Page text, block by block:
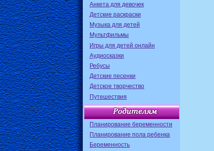
Анкета для девочек
Детские раскраски
Музыка для детей
Мультфильмы
Игры для детей онлайн
Аудиосказки
Ребусы
Детские песенки
Детское творчество
Путешествия
Планирование беременности
Планирование пола ребенка
Беременность